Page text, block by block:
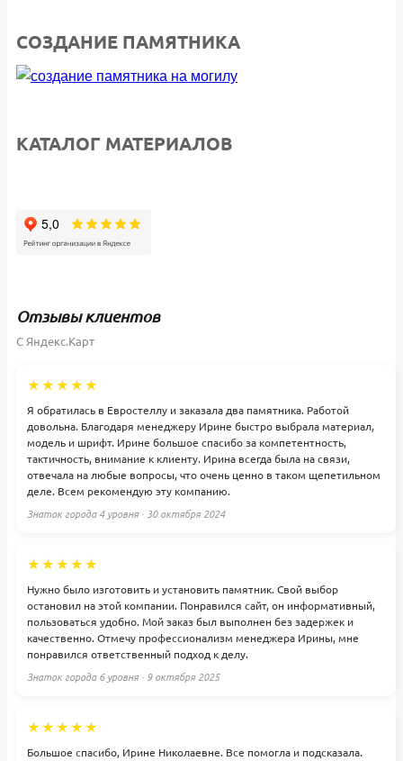
СОЗДАНИЕ ПАМЯТНИКА
КАТАЛОГ МАТЕРИАЛОВ
Отзывы клиентов
С Яндекс.Карт
★★★★★
Я обратилась в Евростеллу и заказала два памятника. Работой
довольна. Благодаря менеджеру Ирине быстро выбрала материал,
модель и шрифт. Ирине большое спасибо за компетентность,
тактичность, внимание к клиенту. Ирина всегда была на связи,
отвечала на любые вопросы, что очень ценно в таком щепетильном
деле. Всем рекомендую эту компанию.
Знаток города 4 уровня · 30 октября 2024
★★★★★
Нужно было изготовить и установить памятник. Свой выбор
остановил на этой компании. Понравился сайт, он информативный,
пользоваться удобно. Мой заказ был выполнен без задержек и
качественно. Отмечу профессионализм менеджера Ирины, мне
понравился ответственный подход к делу.
Знаток города 6 уровня · 9 октября 2025
★★★★★
Большое спасибо, Ирине Николаевне. Все помогла и подсказала.